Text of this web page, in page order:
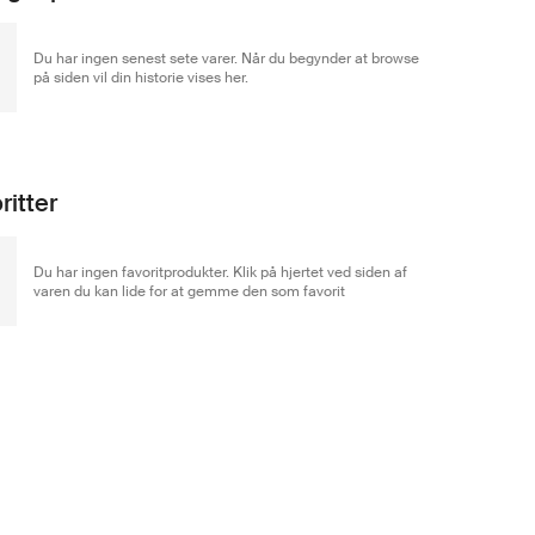
Du har ingen senest sete varer. Når du begynder at browse
på siden vil din historie vises her.
Du har ingen favoritprodukter. Klik på hjertet ved siden af
varen du kan lide for at gemme den som favorit